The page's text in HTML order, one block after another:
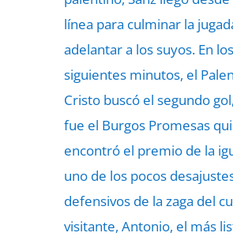
línea para culminar la
adelantar a los suyos. En los
siguientes minutos, el
Cristo buscó el segundo
fue el Burgos Promesas
encontró el premio de la
uno de los pocos
defensivos de la zaga del
visitante, Antonio, el más